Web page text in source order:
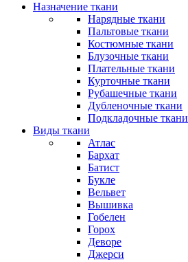
Назначение ткани
Нарядные ткани
Пальтовые ткани
Костюмные ткани
Блузочные ткани
Плательные ткани
Курточные ткани
Рубашечные ткани
Дубленочные ткани
Подкладочные ткани
Виды ткани
Атлас
Бархат
Батист
Букле
Вельвет
Вышивка
Гобелен
Горох
Деворе
Джерси